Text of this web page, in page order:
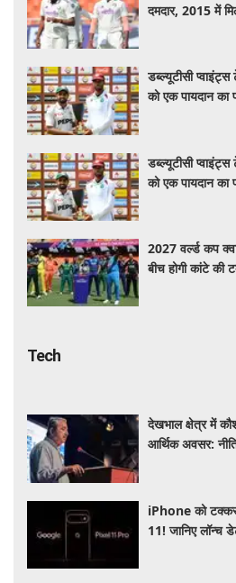
दमदार, 2015 में
डब्ल्यूटीसी
को एक पायदान
डब्ल्यूटीसी
को एक पायदान
2027 वर्ल्ड कप
बीच होगी कांटे
Tech
देखभाल क्षेत्र में
आर्थिक अवसर:
iPhone को
11! जानिए लॉन्च